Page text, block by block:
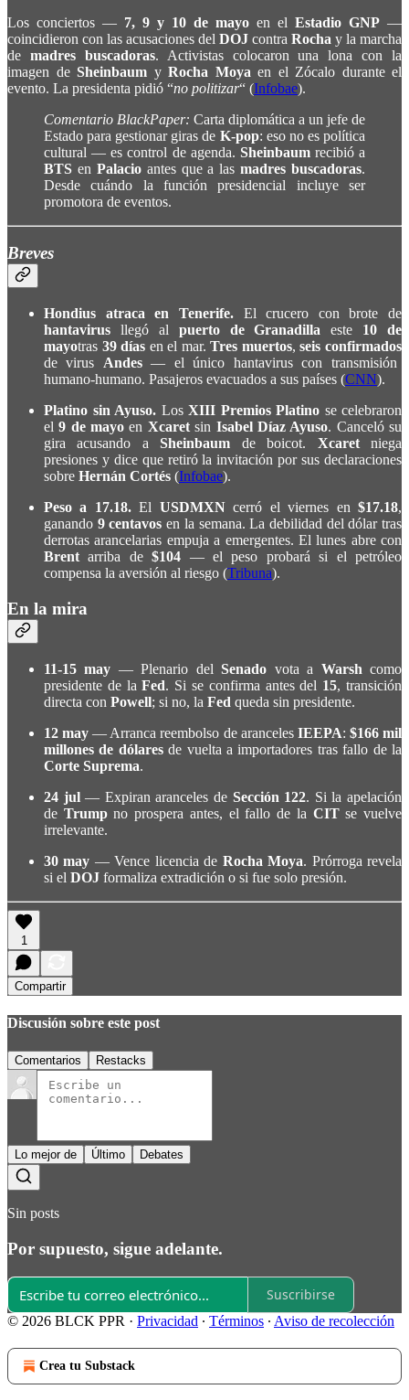
Los conciertos — 7, 9 y 10 de mayo en el Estadio GNP —
coincidieron con las acusaciones del DOJ contra Rocha y la marcha
de madres buscadoras. Activistas colocaron una lona con la
imagen de Sheinbaum y Rocha Moya en el Zócalo durante el
evento. La presidenta pidió “no politizar“ (Infobae).
Comentario BlackPaper: Carta diplomática a un jefe de
Estado para gestionar giras de K-pop: eso no es política
cultural — es control de agenda. Sheinbaumrecibió a
BTS en Palacioantes que a lasmadres buscadoras.
Desde cuándo la función presidencial incluye ser
promotora de eventos.
Breves
Hondius atraca en Tenerife.El crucero con brote de
hantavirus llegó al puerto de Granadilla este 10 de
mayotras 39 días en el mar.Tres muertos,seis confirmados
de virus Andes— el único hantavirus con transmisión
humano-humano. Pasajeros evacuados a sus países (CNN).
Platino sin Ayuso. Los XIII Premios Platino se celebraron
el9 de mayo en Xcaretsin Isabel Díaz Ayuso. Canceló su
gira acusando aSheinbaum de boicot. Xcaretniega
presiones y dice que retiró la invitación por sus declaraciones
sobre Hernán Cortés (Infobae).
Peso a 17.18.El USDMXNcerró el viernes en$17.18,
ganando 9 centavos en la semana. La debilidad del dólar tras
derrotas arancelarias empuja a emergentes. El lunes abre con
Brent arriba de$104 — el peso probará si el petróleo
compensa la aversión al riesgo (Tribuna).
En la mira
11-15 may — Plenario delSenado vota a Warsh como
presidente de laFed. Si se confirma antes del 15, transición
directa con Powell; si no, la Fed queda sin presidente.
12 may — Arranca reembolso de aranceles IEEPA: $166 mil
millones de dólaresde vuelta a importadores tras fallo de la
Corte Suprema.
24 jul— Expiran aranceles de Sección 122. Si la apelación
de Trumpno prospera antes, el fallo de la CITse vuelve
irrelevante.
30 may — Vence licencia de Rocha Moya. Prórroga revela
si el DOJ formaliza extradición o si fue solo presión.
1
Compartir
Discusión sobre este post
Comentarios Restacks
Lo mejor de Último Debates
Sin posts
Por supuesto, sigue adelante.
Suscribirse
© 2026 BLCK PPR · Privacidad ∙ Términos ∙ Aviso de recolección
Crea tu Substack